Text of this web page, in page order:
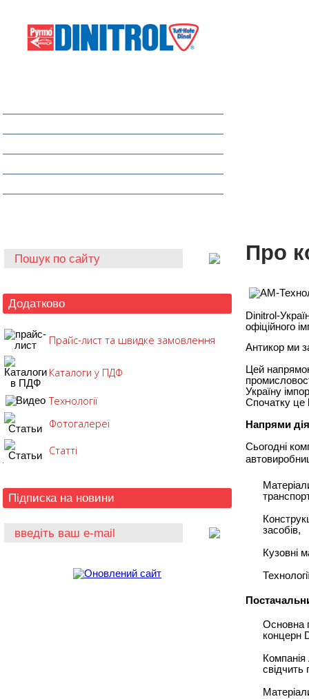
Додатково
Прайс-лист та швидке замовлення
Каталоги у ПДФ
Технології
Фотогалереї
Статті
Підписка на новини
Про
Dinitrol-
офіційного
Антикор ми
Цей
Україну
Спочатку це
Напрями
Сьогодні
засобів,
Кузовні
Основна
концерн
свідчить